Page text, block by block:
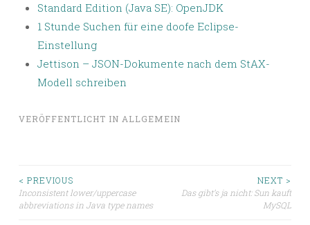
Standard Edition (Java SE): OpenJDK
1 Stunde Suchen für eine doofe Eclipse-
Einstellung
Jettison – JSON-Dokumente nach dem StAX-
Modell schreiben
VERÖFFENTLICHT IN ALLGEMEIN
Beitragsnavigation
< PREVIOUS
Inconsistent lower/uppercase
abbreviations in Java type names
NEXT >
Das gibt’s ja nicht: Sun kauft
MySQL